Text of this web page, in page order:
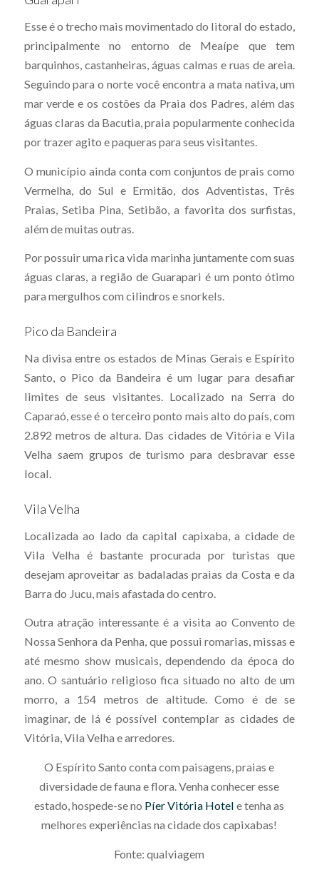
Esse é o trecho mais movimentado do litoral do estado,
principalmente no entorno de Meaípe que tem
barquinhos, castanheiras, águas calmas e ruas de areia.
Seguindo para o norte você encontra a mata nativa, um
mar verde e os costões da Praia dos Padres, além das
águas claras da Bacutia, praia popularmente conhecida
por trazer agito e paqueras para seus visitantes.
O município ainda conta com conjuntos de prais como
Vermelha, do Sul e Ermitão, dos Adventistas, Três
Praias, Setiba Pina, Setibão, a favorita dos surfistas,
além de muitas outras.
Por possuir uma rica vida marinha juntamente com suas
águas claras, a região de Guarapari é um ponto ótimo
para mergulhos com cilindros e snorkels.
Pico da Bandeira
Na divisa entre os estados de Minas Gerais e Espírito
Santo, o Pico da Bandeira é um lugar para desafiar
limites de seus visitantes. Localizado na Serra do
Caparaó, esse é o terceiro ponto mais alto do país, com
2.892 metros de altura. Das cidades de Vitória e Vila
Velha saem grupos de turismo para desbravar esse
local.
Vila Velha
Localizada ao lado da capital capixaba, a cidade de
Vila Velha é bastante procurada por turistas que
desejam aproveitar as badaladas praias da Costa e da
Barra do Jucu, mais afastada do centro.
Outra atração interessante é a visita ao Convento de
Nossa Senhora da Penha, que possui romarias, missas e
até mesmo show musicais, dependendo da época do
ano. O santuário religioso fica situado no alto de um
morro, a 154 metros de altitude. Como é de se
imaginar, de lá é possível contemplar as cidades de
Vitória, Vila Velha e arredores.
O Espírito Santo conta com paisagens, praias e
diversidade de fauna e flora. Venha conhecer esse
estado, hospede-se no Píer Vitória Hotele tenha as
melhores experiências na cidade dos capixabas!
Fonte: qualviagem